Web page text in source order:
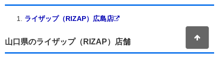
ライザップ（RIZAP）広島店
山口県のライザップ（RIZAP）店舗